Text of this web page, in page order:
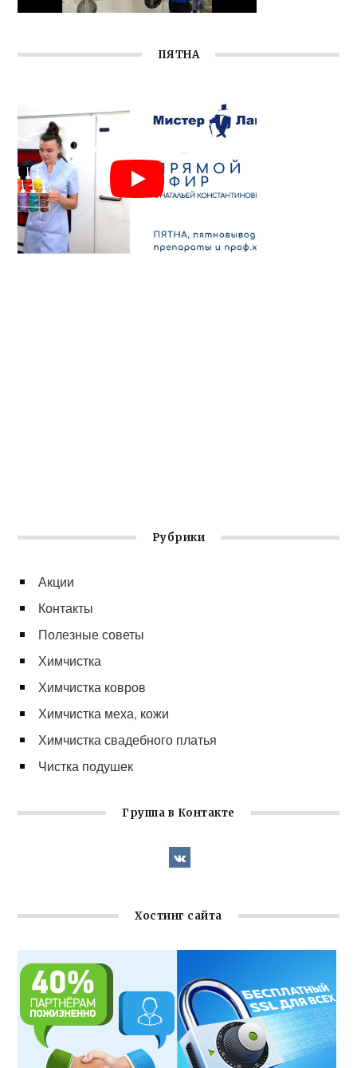
ПЯТНА
Рубрики
Акции
Контакты
Полезные советы
Химчистка
Химчистка ковров
Химчистка меха, кожи
Химчистка свадебного платья
Чистка подушек
Группа в Контакте
Хостинг сайта